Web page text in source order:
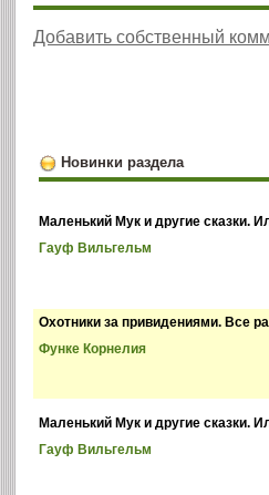
Добавить собственный
Новинки раздела
Маленький Мук и другие сказки.
Гауф Вильгельм
Охотники за привидениями. Все
Функе Корнелия
Маленький Мук и другие сказки.
Гауф Вильгельм